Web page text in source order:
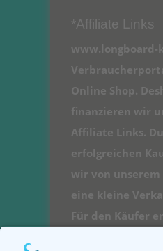
*Affiliate Links
www.longboard-
Online Shop.
finanzieren wir
Affiliate Links.
erfolgreichen
wir von unserem
eine kleine
Für den Käufer